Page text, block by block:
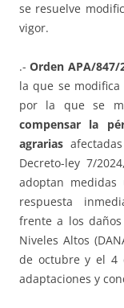
se resuelve
vigor.
.-Orden APA/847/
la que se
por la que se
compensar la
agrarias
Decreto-ley 7/
adoptan
respuesta
frente a los
Niveles Altos
de octubre y el 4
adaptaciones y